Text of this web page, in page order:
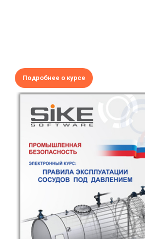
Подробнее о курсе